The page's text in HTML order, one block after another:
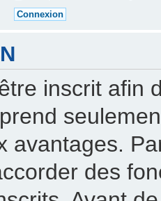
inscrit afin
prend
avantages.
des